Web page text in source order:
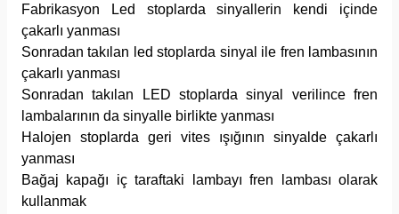
Fabrikasyon Led stoplarda sinyallerin kendi içinde
çakarlı yanması
Sonradan takılan led stoplarda sinyal ile fren lambasının
çakarlı yanması
Sonradan takılan LED stoplarda sinyal verilince fren
lambalarının da sinyalle birlikte yanması
Halojen stoplarda geri vites ışığının sinyalde çakarlı
yanması
Bağaj kapağı iç taraftaki lambayı fren lambası olarak
kullanmak